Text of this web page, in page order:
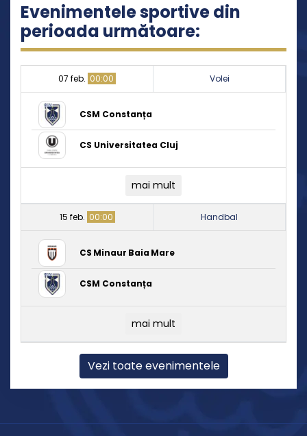
Evenimentele sportive din
perioada următoare:
07 feb. 00:00 Volei
CSM Constanța
CS Universitatea Cluj
mai mult
15 feb. 00:00 Handbal
CS Minaur Baia Mare
CSM Constanța
mai mult
Vezi toate evenimentele